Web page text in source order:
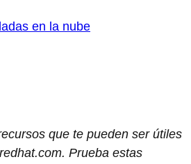
en la nube
que te pueden ser útiles
Prueba estas